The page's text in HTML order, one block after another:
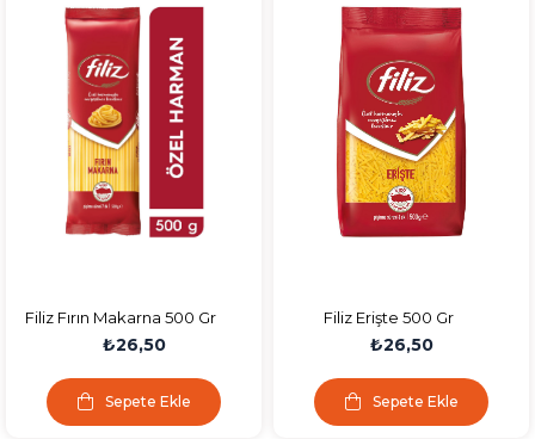
Filiz Fırın Makarna 500 Gr
₺26,50
Sepete Ekle
Filiz Erişte 500 Gr
₺26,50
Sepete Ekle